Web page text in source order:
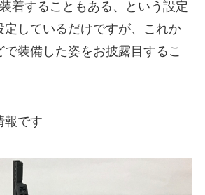
着することもある、という設定
定しているだけですが、これか
で装備した姿をお披露目するこ
報です